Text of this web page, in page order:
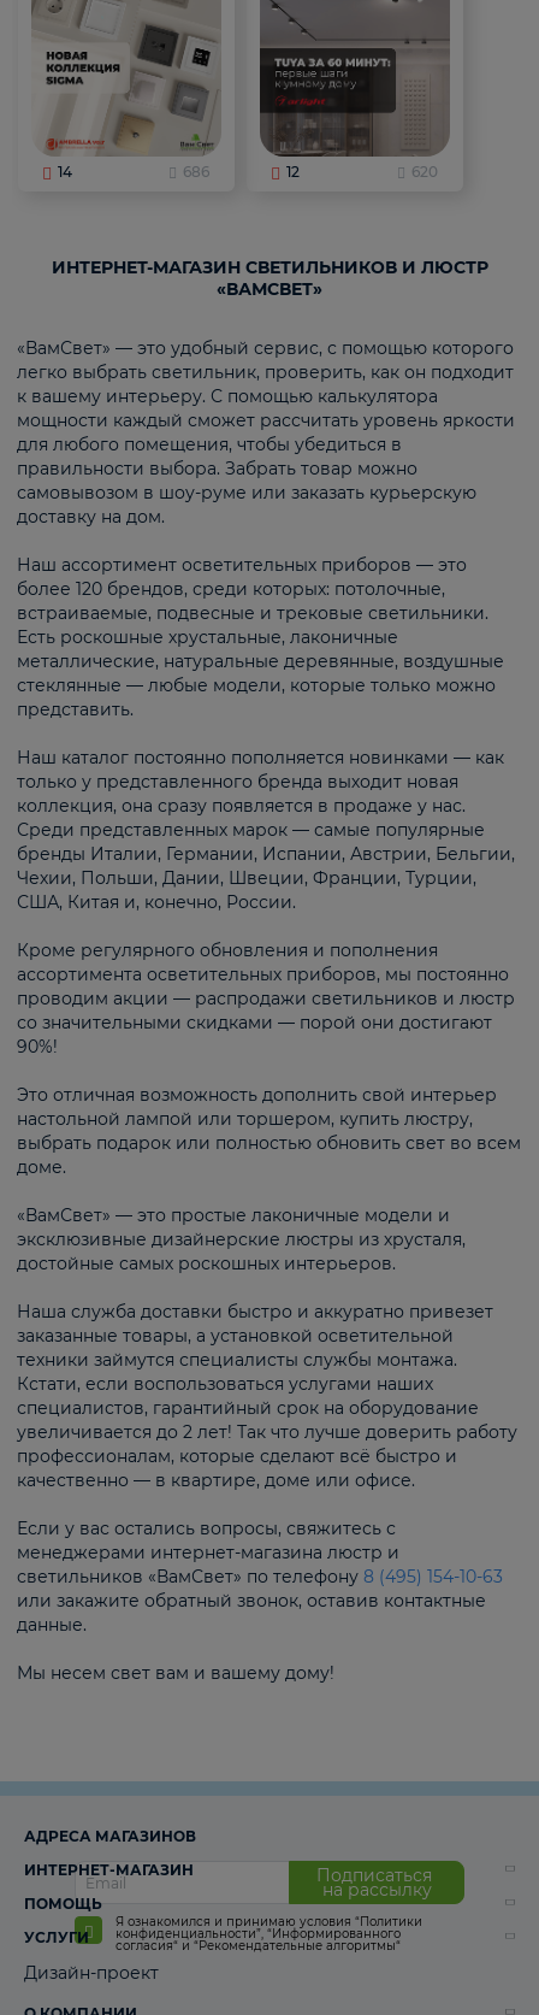
14 686 12 620
ИНТЕРНЕТ-МАГАЗИН СВЕТИЛЬНИКОВ И ЛЮСТР
«ВАМСВЕТ»
«ВамСвет» — это удобный сервис, с помощью которого
легко выбрать светильник, проверить, как он подходит
к вашему интерьеру. С помощью калькулятора
мощности каждый сможет рассчитать уровень яркости
для любого помещения, чтобы убедиться в
правильности выбора. Забрать товар можно
самовывозом в шоу-руме или заказать курьерскую
доставку на дом.
Наш ассортимент осветительных приборов — это
более 120 брендов, среди которых: потолочные,
встраиваемые, подвесные и трековые светильники.
Есть роскошные хрустальные, лаконичные
металлические, натуральные деревянные, воздушные
стеклянные — любые модели, которые только можно
представить.
Наш каталог постоянно пополняется новинками — как
только у представленного бренда выходит новая
коллекция, она сразу появляется в продаже у нас.
Среди представленных марок — самые популярные
бренды Италии, Германии, Испании, Австрии, Бельгии,
Чехии, Польши, Дании, Швеции, Франции, Турции,
США, Китая и, конечно, России.
Кроме регулярного обновления и пополнения
ассортимента осветительных приборов, мы постоянно
проводим акции — распродажи светильников и люстр
со значительными скидками — порой они достигают
90%!
Это отличная возможность дополнить свой интерьер
настольной лампой или торшером, купить люстру,
выбрать подарок или полностью обновить свет во всем
доме.
«ВамСвет» — это простые лаконичные модели и
эксклюзивные дизайнерские люстры из хрусталя,
достойные самых роскошных интерьеров.
Наша служба доставки быстро и аккуратно привезет
заказанные товары, а установкой осветительной
техники займутся специалисты службы монтажа.
Кстати, если воспользоваться услугами наших
специалистов, гарантийный срок на оборудование
увеличивается до 2 лет! Так что лучше доверить работу
профессионалам, которые сделают всё быстро и
качественно — в квартире, доме или офисе.
Если у вас остались вопросы, свяжитесь с
менеджерами интернет-магазина люстр и
светильников «ВамСвет» по телефону 8 (495) 154-10-63
или закажите обратный звонок, оставив контактные
данные.
Мы несем свет вам и вашему дому!
Подписаться
на рассылку
Я ознакомился и принимаю условия “Политики
конфиденциальности”, “Информированного
согласия“ и “Рекомендательные алгоритмы“
АДРЕСА МАГАЗИНОВ
ИНТЕРНЕТ-МАГАЗИН
ПОМОЩЬ
УСЛУГИ
Дизайн-проект